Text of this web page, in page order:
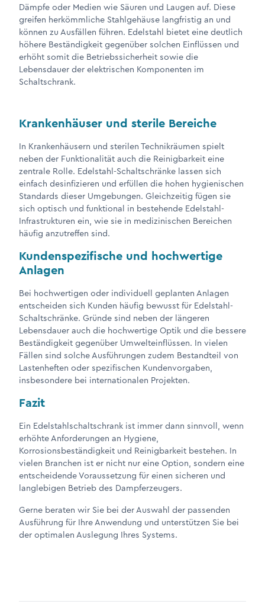
Dämpfe oder Medien wie Säuren und Laugen auf. Diese
greifen herkömmliche Stahlgehäuse langfristig an und
können zu Ausfällen führen. Edelstahl bietet eine deutlich
höhere Beständigkeit gegenüber solchen Einflüssen und
erhöht somit die Betriebssicherheit sowie die
Lebensdauer der elektrischen Komponenten im
Schaltschrank.
Krankenhäuser und sterile Bereiche
In Krankenhäusern und sterilen Technikräumen spielt
neben der Funktionalität auch die Reinigbarkeit eine
zentrale Rolle. Edelstahl-Schaltschränke lassen sich
einfach desinfizieren und erfüllen die hohen hygienischen
Standards dieser Umgebungen. Gleichzeitig fügen sie
sich optisch und funktional in bestehende Edelstahl-
Infrastrukturen ein, wie sie in medizinischen Bereichen
häufig anzutreffen sind.
Kundenspezifische und hochwertige
Anlagen
Bei hochwertigen oder individuell geplanten Anlagen
entscheiden sich Kunden häufig bewusst für Edelstahl-
Schaltschränke. Gründe sind neben der längeren
Lebensdauer auch die hochwertige Optik und die bessere
Beständigkeit gegenüber Umwelteinflüssen. In vielen
Fällen sind solche Ausführungen zudem Bestandteil von
Lastenheften oder spezifischen Kundenvorgaben,
insbesondere bei internationalen Projekten.
Fazit
Ein Edelstahlschaltschrank ist immer dann sinnvoll, wenn
erhöhte Anforderungen an Hygiene,
Korrosionsbeständigkeit und Reinigbarkeit bestehen. In
vielen Branchen ist er nicht nur eine Option, sondern eine
entscheidende Voraussetzung für einen sicheren und
langlebigen Betrieb des Dampferzeugers.
Gerne beraten wir Sie bei der Auswahl der passenden
Ausführung für Ihre Anwendung und unterstützen Sie bei
der optimalen Auslegung Ihres Systems.